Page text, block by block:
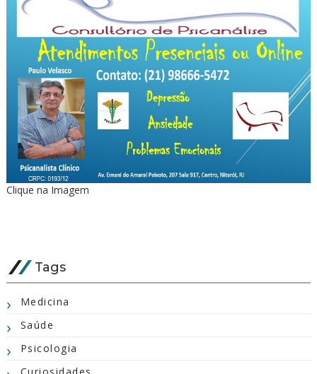
Clique na Imagem
Tags
Medicina
Saúde
Psicologia